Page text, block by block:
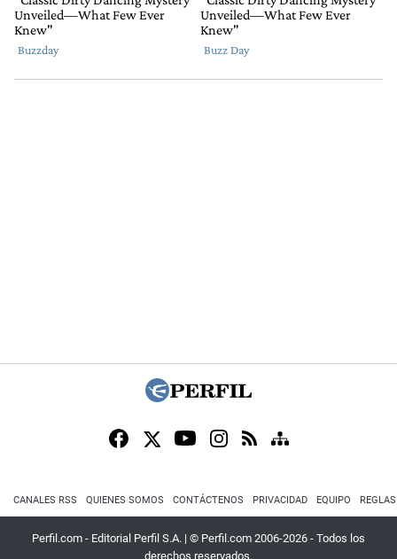
CANALES RSS QUIENES SOMOS CONTÁCTENOS PRIVACIDAD EQUIPO
Perfil.com - Editorial Perfil S.A. | © Perfil.com 2006-2026 - Todos los
derechos reservados.